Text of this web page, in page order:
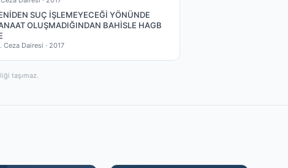
SUÇ İŞLEMEYECEĞİ YÖNÜNDE
OLUŞMADIĞINDAN BAHİSLE HAGB
Ceza Dairesi · 2017
taşımaz.